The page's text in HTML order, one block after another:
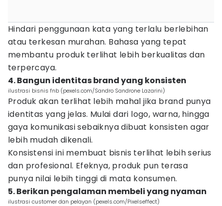
Hindari penggunaan kata yang terlalu berlebihan
atau terkesan murahan. Bahasa yang tepat
membantu produk terlihat lebih berkualitas dan
terpercaya.
4. Bangun identitas brand yang konsisten
ilustrasi bisnis fnb (pexels.com/Sandro Sandrone Lazarini)
Produk akan terlihat lebih mahal jika brand punya
identitas yang jelas. Mulai dari logo, warna, hingga
gaya komunikasi sebaiknya dibuat konsisten agar
lebih mudah dikenali.
Konsistensi ini membuat bisnis terlihat lebih serius
dan profesional. Efeknya, produk pun terasa
punya nilai lebih tinggi di mata konsumen.
5. Berikan pengalaman membeli yang nyaman
ilustrasi customer dan pelayan (pexels.com/Pixelseffect)